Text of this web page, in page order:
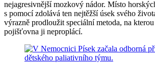
nejagresivnější mozkový nádor. Místo
s pomocí zdolává ten nejtěžší úsek svého
výrazně prodloužit speciální metoda, na
pojišťovna ji neproplácí.